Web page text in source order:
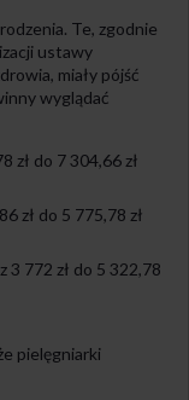
Te, zgodnie
ustawy
miały pójść
wyglądać
zł do 7 304,66 zł
zł do 5 775,78 zł
3 772 zł do 5 322,78
pielęgniarki